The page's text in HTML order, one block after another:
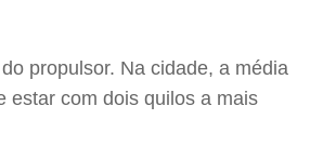
propulsor. Na cidade, a média
estar com dois quilos a mais